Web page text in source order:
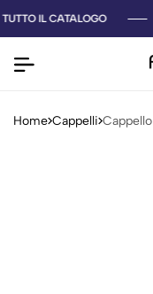
IL CATALOGO
Home Cappelli